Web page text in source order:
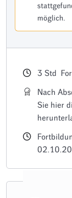
möglich.
3 Std
Nach
Sie hier